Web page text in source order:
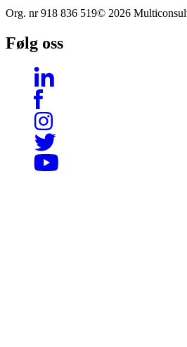
Org. nr 918 836 519© 2026
Følg oss